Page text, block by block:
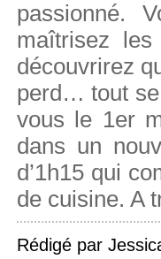
passionné.
maîtrisez
découvrirez
perd… tout
vous le 1er
dans un
d’1h15 qui
de cuisine. A
Rédigé par